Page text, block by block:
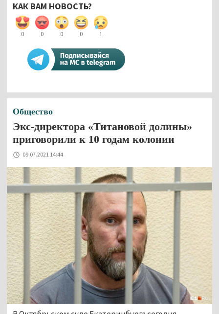
КАК ВАМ НОВОСТЬ?
0 0 0 0 1
Общество
Экс-директора «Титановой долины»
приговорили к 10 годам колонии
09.07.2021 14:44